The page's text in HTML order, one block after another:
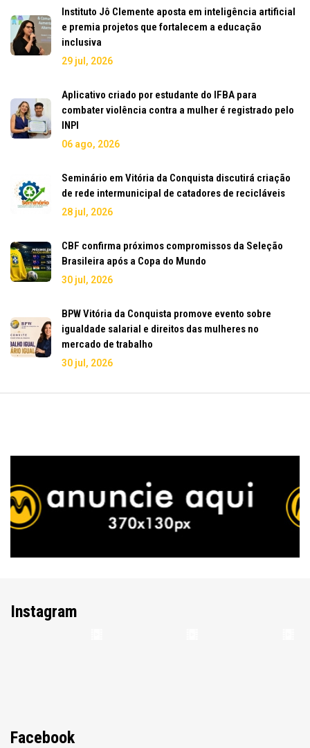
Instituto Jô Clemente aposta em inteligência artificial
e premia projetos que fortalecem a educação
inclusiva
29 jul, 2026
Aplicativo criado por estudante do IFBA para
combater violência contra a mulher é registrado pelo
INPI
06 ago, 2026
Seminário em Vitória da Conquista discutirá criação
de rede intermunicipal de catadores de recicláveis
28 jul, 2026
CBF confirma próximos compromissos da Seleção
Brasileira após a Copa do Mundo
30 jul, 2026
BPW Vitória da Conquista promove evento sobre
igualdade salarial e direitos das mulheres no
mercado de trabalho
30 jul, 2026
Instagram
Facebook